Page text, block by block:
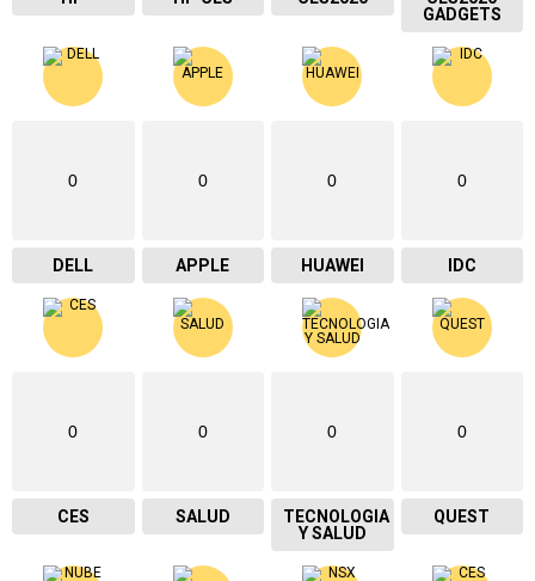
GADGETS
0
DELL
0
APPLE
0
HUAWEI
0
IDC
0
CES
0
SALUD
0
TECNOLOGIA
Y SALUD
0
QUEST